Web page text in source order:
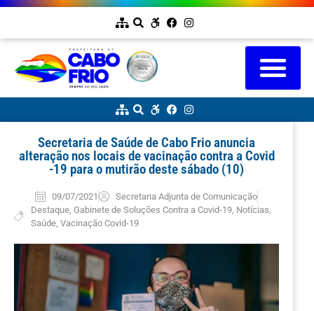
Secretaria de Saúde de Cabo Frio anuncia
alteração nos locais de vacinação contra a Covid
-19 para o mutirão deste sábado (10)
09/07/2021
Secretaria Adjunta de Comunicação
Destaque, Gabinete de Soluções Contra a Covid-19, Notícias
Saúde, Vacinação Covid-19